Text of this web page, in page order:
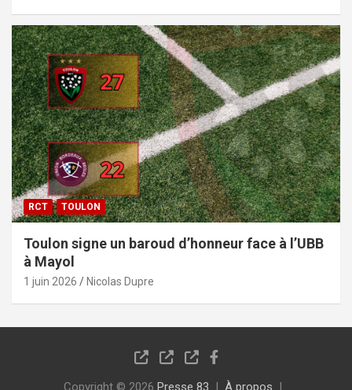
RCT TOULON
Toulon signe un baroud d’honneur face à l’UBB
à Mayol
1 juin 2026 Nicolas Dupre
Copyright © 2026 Presse 83 À propos